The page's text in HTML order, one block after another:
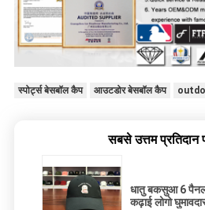
स्पोर्ट्स बेसबॉल कैप आउटडोर बेसबॉल कैप
सबसे उत्तम प्रतिदान
धातु बकसुआ 6
कढ़ाई लोगो